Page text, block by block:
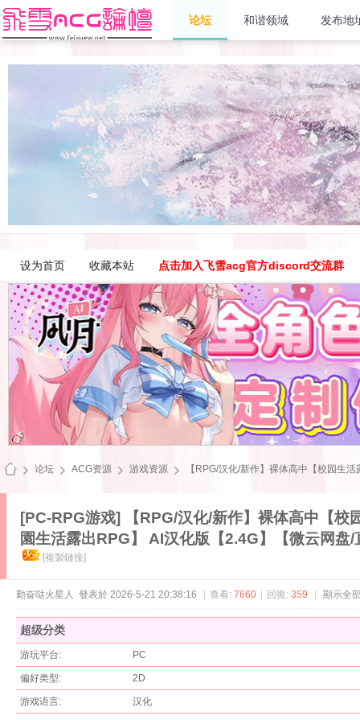
论坛 和谐领域 发布地
设为首页 收藏本站 点击加入飞雪acg官方discord交流群
论坛 ACG资源 游戏资源 【RPG/汉化/新作】裸体高中【校园生
[PC-RPG游戏]
【RPG/汉化/新作】裸体高中【
園生活露出RPG】 AI汉化版【2.4G】【微云网盘/
[複製鏈接]
勤奋哒火星人 發表於 2026-5-21 20:38:16 查看: 7660 回復: 359 顯示全
超级分类
游玩平台: PC
偏好类型: 2D
游戏语言: 汉化